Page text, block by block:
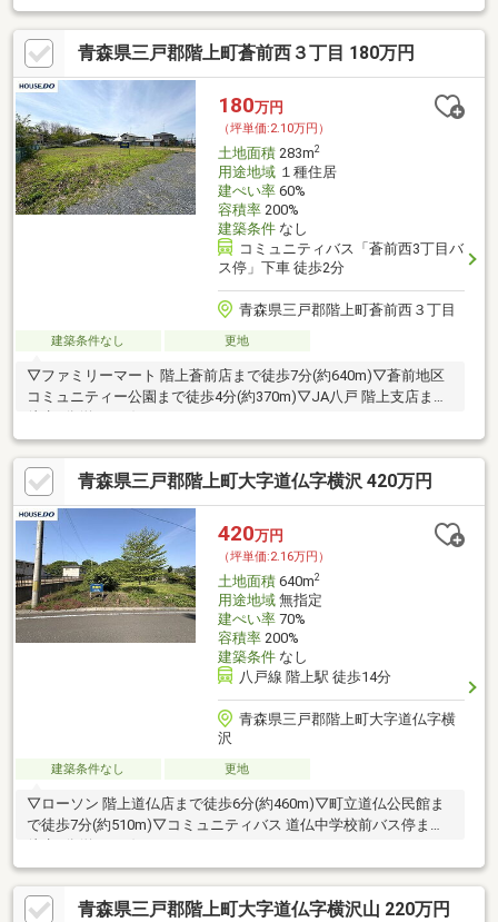
青森県三戸郡階上町蒼前西３丁目 180万円
180万円
（坪単価:2.10万円）
土地面積283m2
用途地域１種住居
建ぺい率60%
容積率200%
建築条件なし
コミュニティバス「蒼前西3丁目バ
ス停」下車 徒歩2分
青森県三戸郡階上町蒼前西３丁目
建築条件なし 更地
▽ファミリーマート 階上蒼前店まで徒歩7分(約640m)▽蒼前地区
コミュニティー公園まで徒歩4分(約370m)▽JA八戸 階上支店まで
青森県三戸郡階上町大字道仏字横沢 420万円
420万円
（坪単価:2.16万円）
土地面積640m2
用途地域無指定
建ぺい率70%
容積率200%
建築条件なし
八戸線 階上駅 徒歩14分
青森県三戸郡階上町大字道仏字横
沢
建築条件なし 更地
▽ローソン 階上道仏店まで徒歩6分(約460m)▽町立道仏公民館ま
で徒歩7分(約510m)▽コミュニティバス 道仏中学校前バス停まで
青森県三戸郡階上町大字道仏字横沢山 220万円